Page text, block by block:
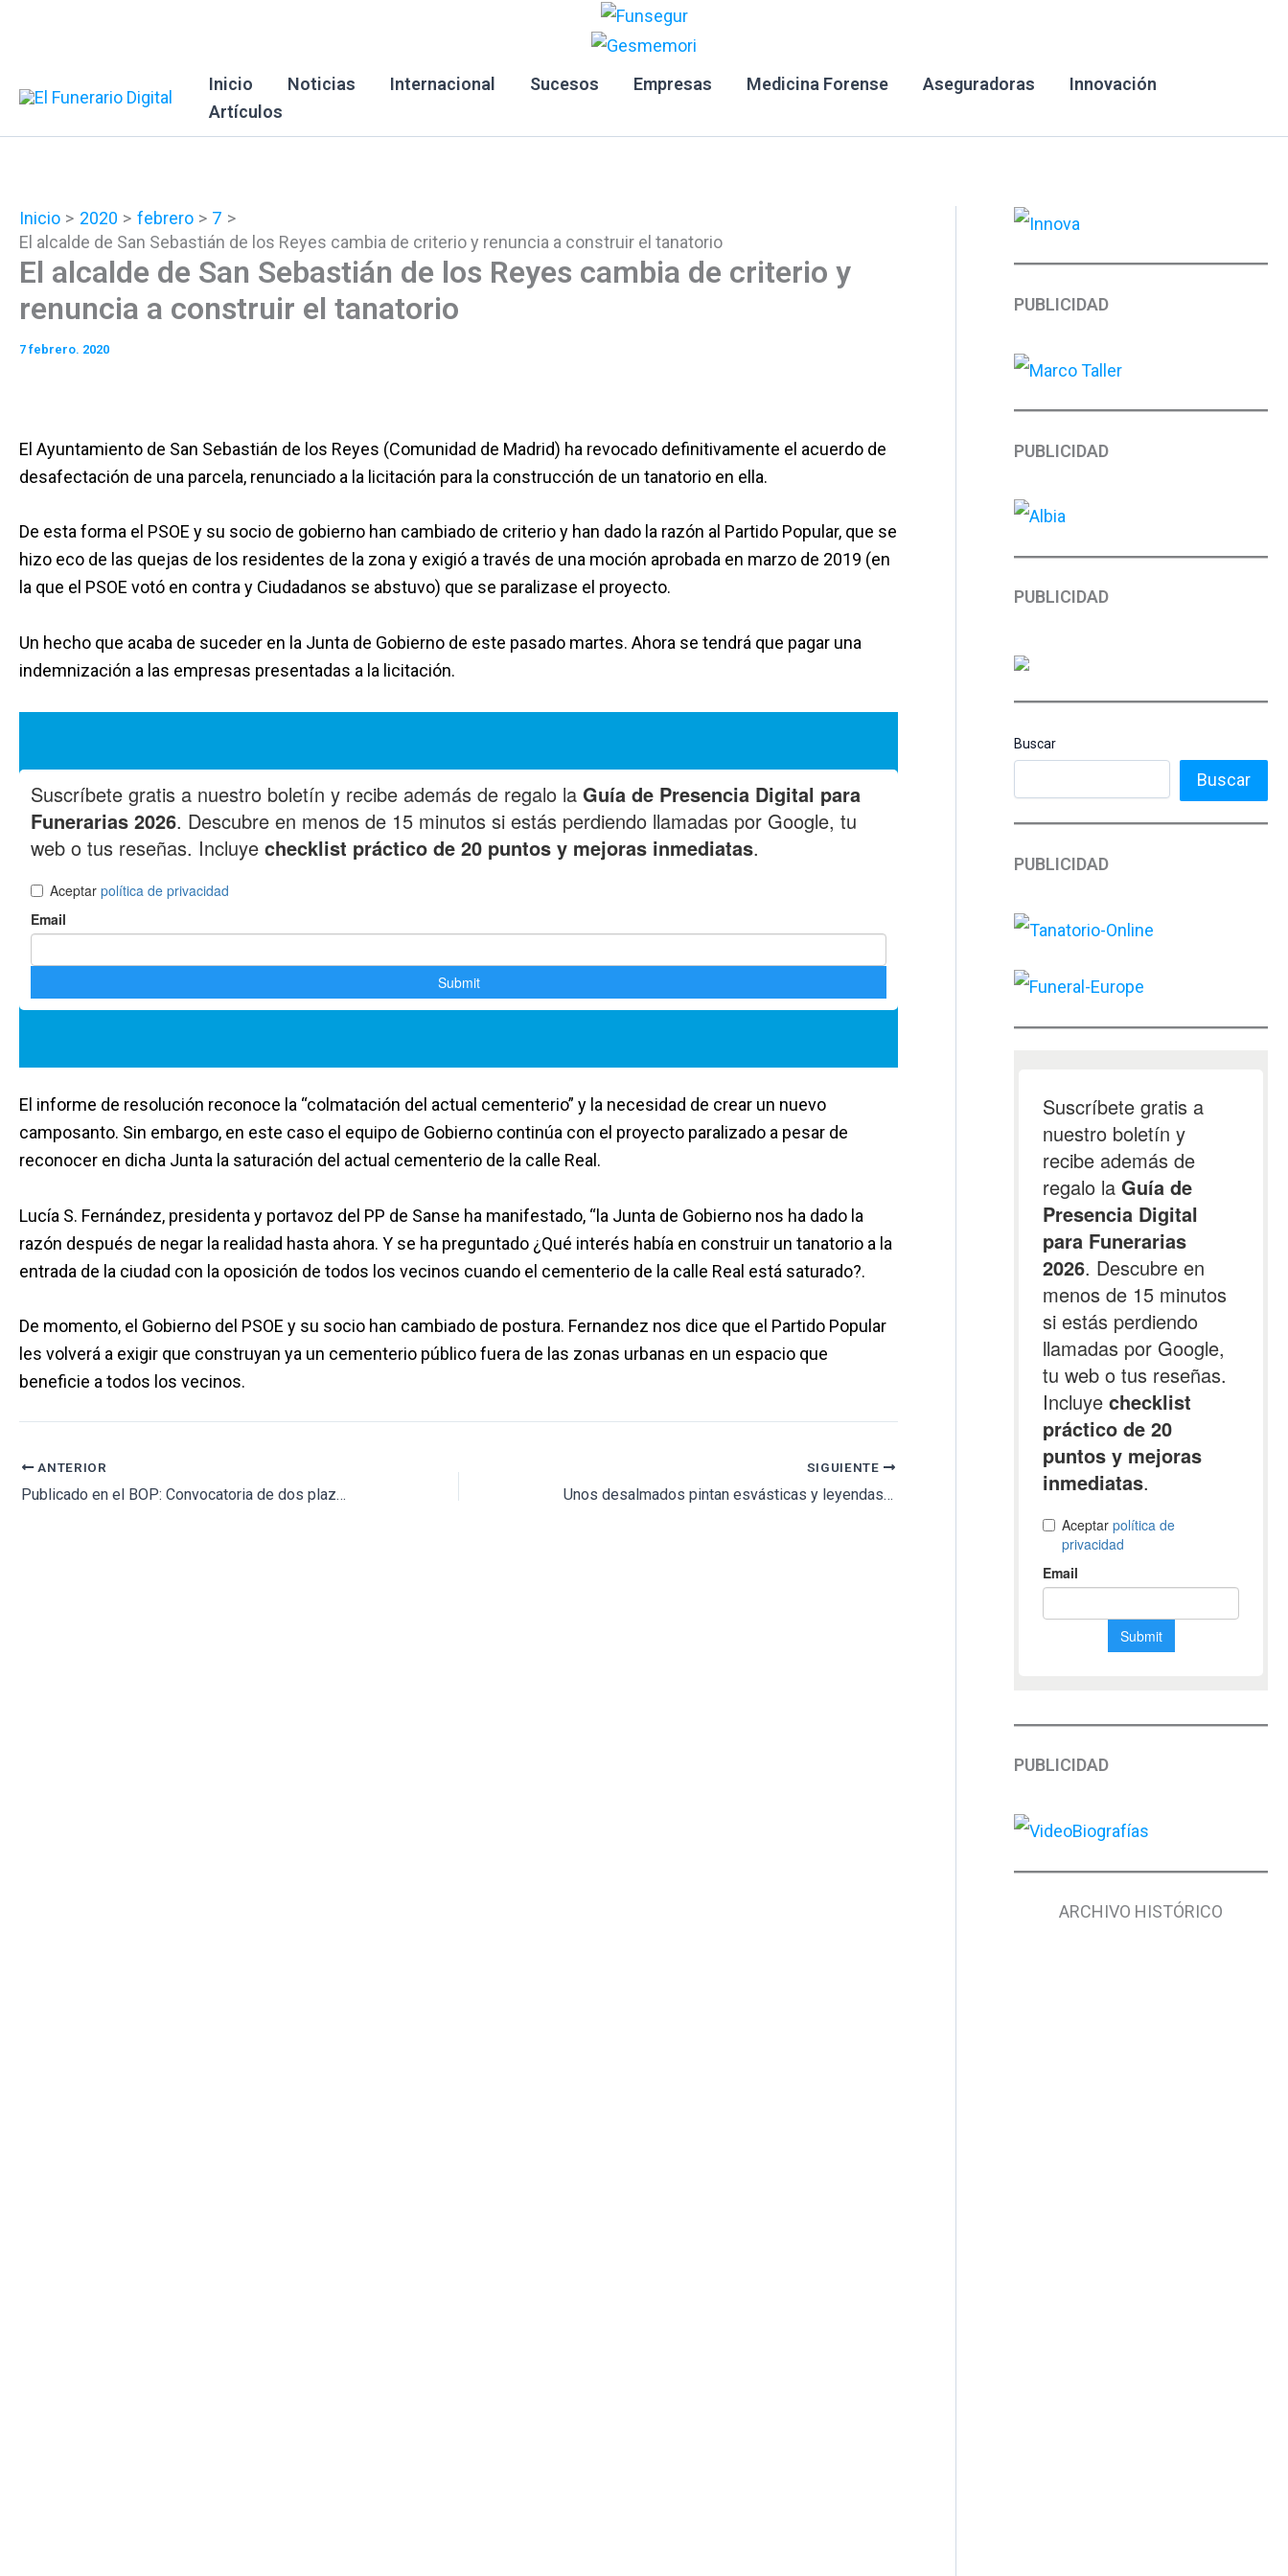
Inicio Noticias Internacional Sucesos Empresas Medicina Forense Aseguradoras
Innovación
Artículos
Inicio 2020 febrero
7
El alcalde de San Sebastián de los Reyes cambia de criterio y renuncia a construir el tanatorio
El alcalde de San Sebastián de los Reyes cambia de criterio y
renuncia a construir el tanatorio
7 febrero. 2020
El Ayuntamiento de San Sebastián de los Reyes (Comunidad de Madrid) ha revocado definitivamente el acuerdo de
desafectación de una parcela, renunciado a la licitación para la construcción de un tanatorio en ella.
De esta forma el PSOE y su socio de gobierno han cambiado de criterio y han dado la razón al Partido Popular, que se
hizo eco de las quejas de los residentes de la zona y exigió a través de una moción aprobada en marzo de 2019 (en
la que el PSOE votó en contra y Ciudadanos se abstuvo) que se paralizase el proyecto.
Un hecho que acaba de suceder en la Junta de Gobierno de este pasado martes. Ahora se tendrá que pagar una
indemnización a las empresas presentadas a la licitación.
El informe de resolución reconoce la “colmatación del actual cementerio” y la necesidad de crear un nuevo
camposanto. Sin embargo, en este caso el equipo de Gobierno continúa con el proyecto paralizado a pesar de
reconocer en dicha Junta la saturación del actual cementerio de la calle Real.
Lucía S. Fernández, presidenta y portavoz del PP de Sanse ha manifestado, “la Junta de Gobierno nos ha dado la
razón después de negar la realidad hasta ahora. Y se ha preguntado ¿Qué interés había en construir un tanatorio a la
entrada de la ciudad con la oposición de todos los vecinos cuando el cementerio de la calle Real está saturado?.
De momento, el Gobierno del PSOE y su socio han cambiado de postura. Fernandez nos dice que el Partido Popular
les volverá a exigir que construyan ya un cementerio público fuera de las zonas urbanas en un espacio que
beneficie a todos los vecinos.
ANTERIOR
Publicado en el BOP: Convocatoria de dos plazas de peón de cementerio y otra de multiservicios
SIGUIENTE
Unos desalmados pintan esvásticas y leyendas antisemitas en las lápidas de un cementerio judío Holanda
PUBLICIDAD
PUBLICIDAD
PUBLICIDAD
Buscar
Buscar
PUBLICIDAD
PUBLICIDAD
ARCHIVO HISTÓRICO